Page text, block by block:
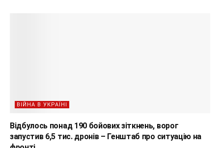
ВІЙНА В УКРАЇНІ
Відбулось понад 190 бойових зіткнень, ворог
запустив 6,5 тис. дронів – Генштаб про ситуацію на